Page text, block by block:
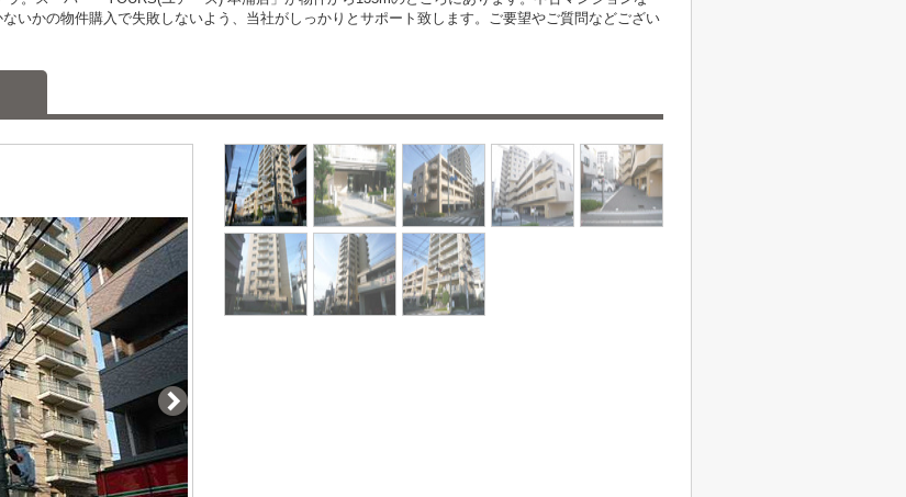
いかの物件購入で失敗しないよう、当社がしっかりとサポート致します。ご要望やご質問などござい